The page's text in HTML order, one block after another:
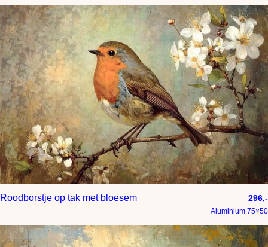
Roodborstje op tak met bloesem 296,-
Aluminium 75×50